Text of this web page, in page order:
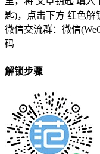
匙)，点击下方 红色解
微信交流群：微信
码
解锁步骤